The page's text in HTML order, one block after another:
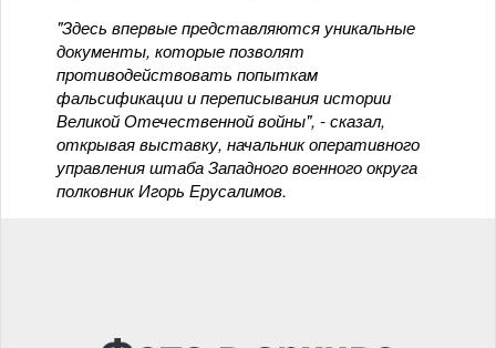
"Здесь впервые представляются уникальные
документы, которые позволят
противодействовать попыткам
фальсификации и переписывания истории
Великой Отечественной войны", - сказал,
открывая выставку, начальник оперативного
управления штаба Западного военного округа
полковник Игорь Ерусалимов.